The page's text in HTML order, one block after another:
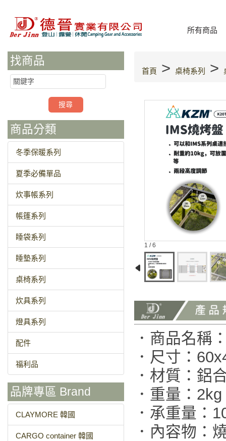
所有商品
找商品
商品分類
冬季保暖系列
夏季必備單品
炊事帳系列
帳篷系列
睡袋系列
睡墊系列
桌椅系列
炊具系列
燈具系列
配件
福利品
品牌專區 Brand
CLAYMORE 韓國
CARGO container 韓國
首頁 > 桌椅系列 >
1 / 6
．商品名稱
．尺寸：
．材質：鋁
．重量：2kg
．承重量：
．內容物：